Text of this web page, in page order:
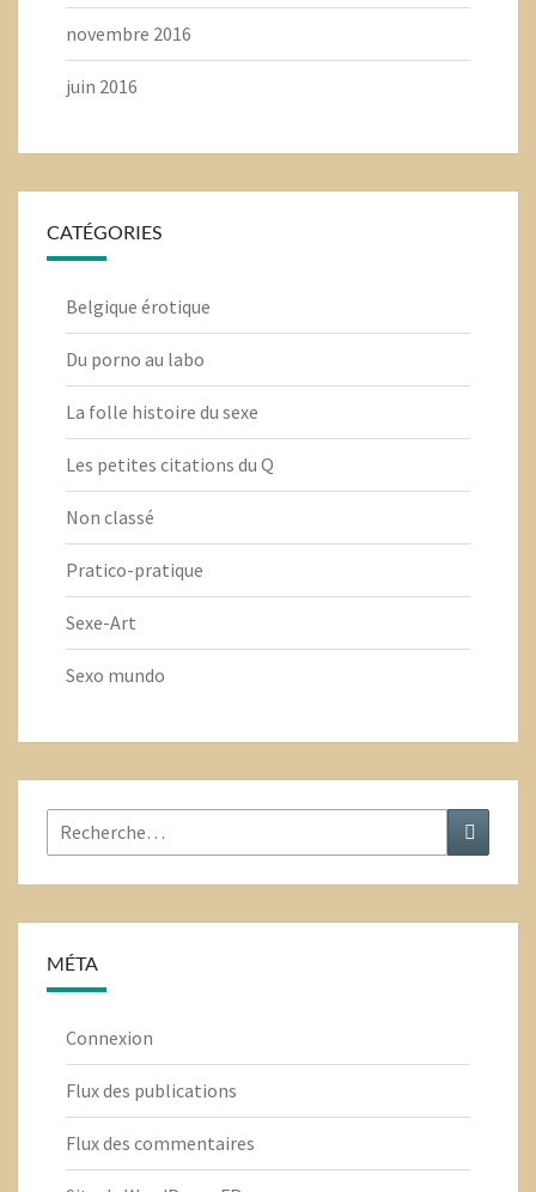
novembre 2016
juin 2016
CATÉGORIES
Belgique érotique
Du porno au labo
La folle histoire du sexe
Les petites citations du Q
Non classé
Pratico-pratique
Sexe-Art
Sexo mundo
Rechercher
:
MÉTA
Connexion
Flux des publications
Flux des commentaires